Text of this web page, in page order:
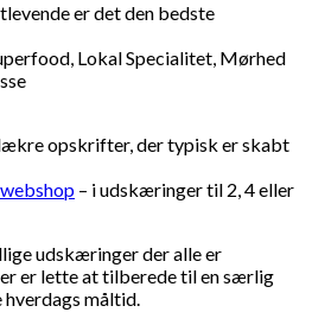
er det den bedste
Lokal Specialitet, Mørhed
opskrifter, der typisk er skabt
– i udskæringer til 2, 4 eller
udskæringer der alle er
er lette at tilberede til en særlig
hverdags måltid.